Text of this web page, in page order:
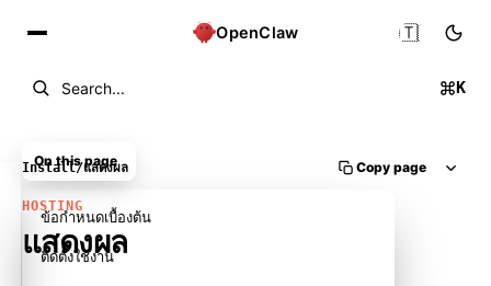
OpenClaw
Search... K
🇹🇭
Install/แสดงผล Copy page
HOSTING
แสดงผล
On this page
ข้อกำหนดเบื้องต้น
ติดตั้งใช้งาน